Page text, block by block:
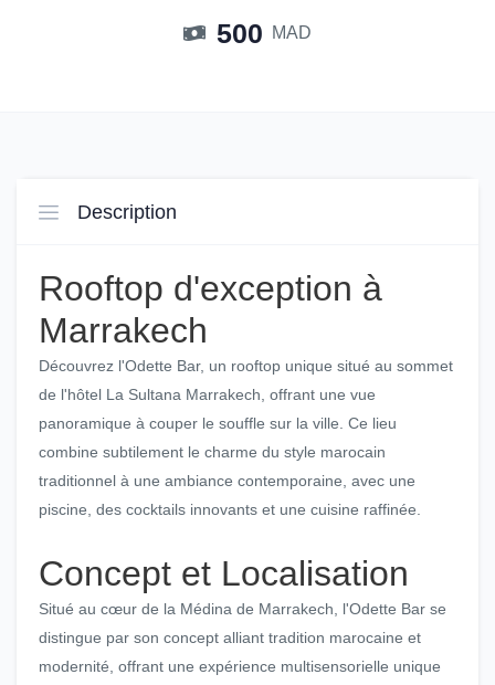
500 MAD
Description
Rooftop d'exception à
Marrakech
Découvrez l'Odette Bar, un rooftop unique situé au sommet
de l'hôtel La Sultana Marrakech, offrant une vue
panoramique à couper le souffle sur la ville. Ce lieu
combine subtilement le charme du style marocain
traditionnel à une ambiance contemporaine, avec une
piscine, des cocktails innovants et une cuisine raffinée.
Concept et Localisation
Situé au cœur de la Médina de Marrakech, l'Odette Bar se
distingue par son concept alliant tradition marocaine et
modernité, offrant une expérience multisensorielle unique